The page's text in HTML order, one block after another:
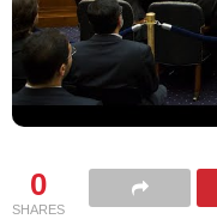
0
SHARES